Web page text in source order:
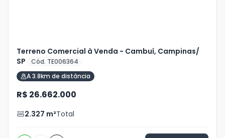
Terreno Comercial à Venda - Cambuí, Campinas/
SP
Cód. TE006364
A 3.8km de distância
R$ 26.662.000
2.327 m²Total